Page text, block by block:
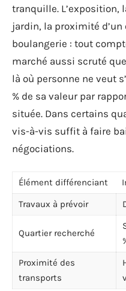
tranquille. L’exposition,
jardin, la proximité d’un
boulangerie : tout
marché aussi scruté
là où personne ne veut
% de sa valeur par
située. Dans certains
vis-à-vis suffit à faire
négociations.
Élément différenciant
Travaux à prévoir
Quartier recherché
Proximité des
transports